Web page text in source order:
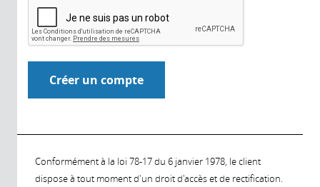
Conformément à la loi 78-17 du 6 janvier 1978, le client
dispose à tout moment d'un droit d'accès et de rectification.